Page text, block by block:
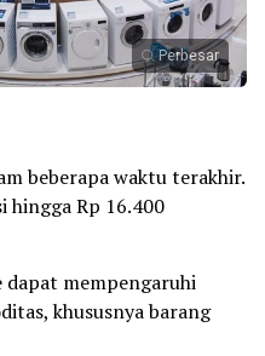
Perbesar
beberapa waktu terakhir.
hingga Rp 16.400
mempengaruhi
khususnya barang